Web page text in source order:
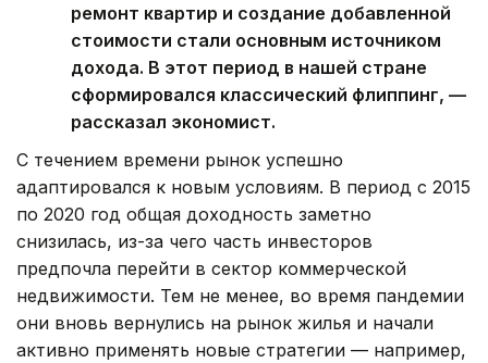
ремонт квартир и создание добавленной
стоимости стали основным источником
дохода. В этот период в нашей стране
сформировался классический флиппинг, —
рассказал экономист.
С течением времени рынок успешно
адаптировался к новым условиям. В период с 2015
по 2020 год общая доходность заметно
снизилась, из-за чего часть инвесторов
предпочла перейти в сектор коммерческой
недвижимости. Тем не менее, во время пандемии
они вновь вернулись на рынок жилья и начали
активно применять новые стратегии — например,